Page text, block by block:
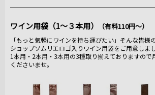
ワイン用袋（1～３本用） （有料110円～）
「もっと気軽にワインを持ち運びたい」そんな皆様
ショップソムリエロゴ入りワイン用袋をご用意しまし
1本用・2本用・3本用の3種取り揃えておりますので
くださいませ。